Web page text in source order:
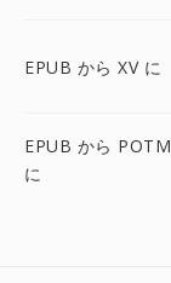
EPUB から XV に
EPUB から POTM
に